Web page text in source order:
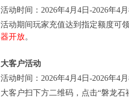
活动时间： 2026年4月 4日-2026年4月
活动期间玩家充值达到指定额度可
器开放。
大客户活动
活动时间 ： 2026年4月4日-2026年4月
大客户扫下方二维码，点击“磐龙石